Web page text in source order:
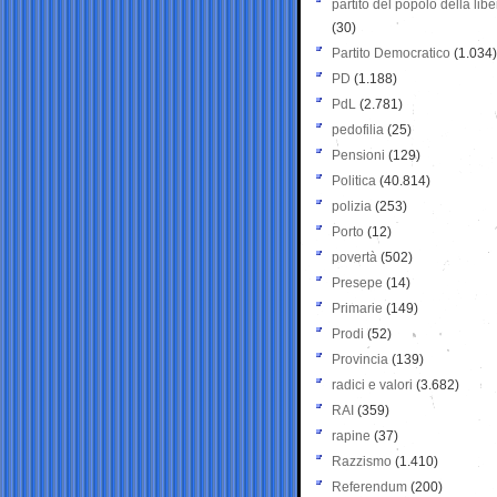
partito del popolo della
(30)
Partito Democratico (1.034)
PD (1.188)
PdL (2.781)
pedofilia (25)
Pensioni (129)
Politica (40.814)
polizia (253)
Porto (12)
povertà (502)
Presepe (14)
Primarie (149)
Prodi (52)
Provincia (139)
radici e valori (3.682)
RAI (359)
rapine (37)
Razzismo (1.410)
Referendum (200)